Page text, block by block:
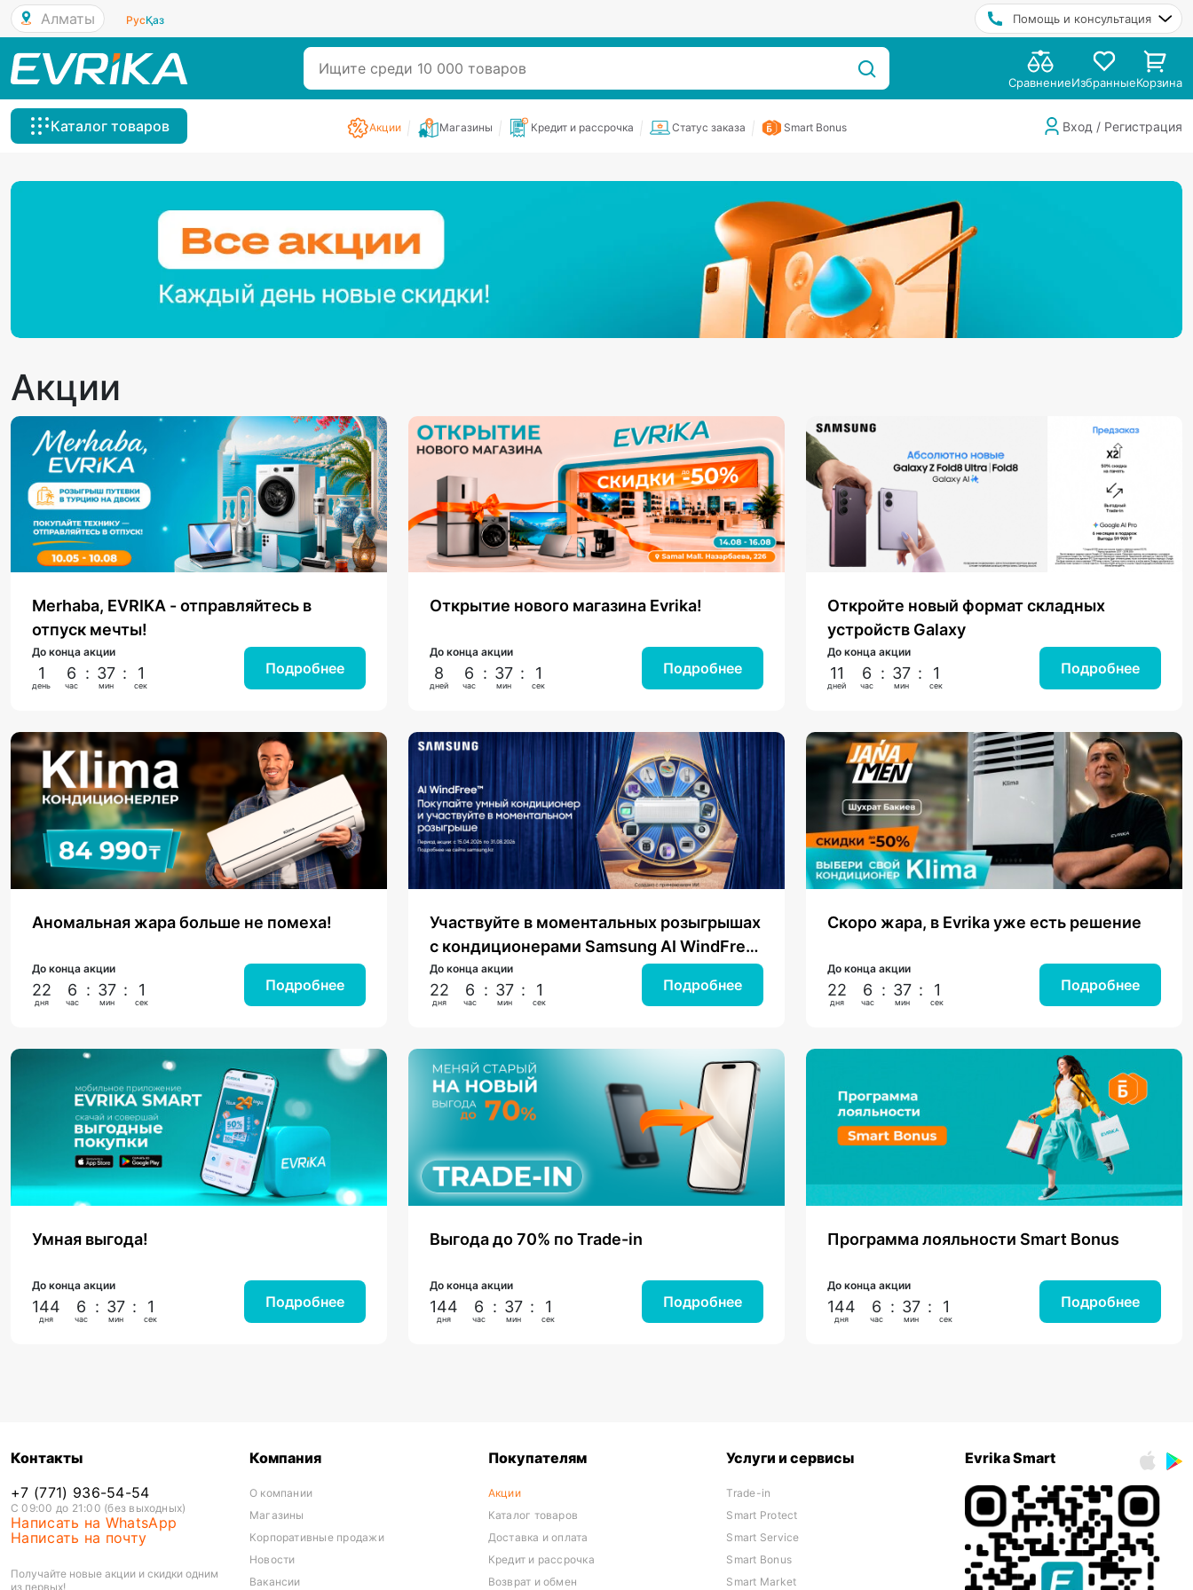
Алматы РусҚаз Помощь и консультация
СравнениеИзбранныеКорзина
Каталог товаров Акции Магазины Кредит и рассрочка Статус заказа Smart Bonus Вход / Регистрация
Акции
Merhaba, EVRIKA - отправляйтесь в
отпуск мечты!
До конца акции
1
день
6
час
: 37
мин
: 0
сек
Подробнее
Открытие нового магазина Evrika!
До конца акции
8
дней
6
час
: 37
мин
: 0
сек
Подробнее
Откройте новый формат складных
устройств Galaxy
До конца акции
11
дней
6
час
: 37
мин
: 0
сек
Подробнее
Аномальная жара больше не помеха!
До конца акции
22
дня
6
час
: 37
мин
: 0
сек
Подробнее
Участвуйте в моментальных розыгрышах
с кондиционерами Samsung AI WindFree
в Evrika.
До конца акции
22
дня
6
час
: 37
мин
: 0
сек
Подробнее
Скоро жара, в Evrika уже есть решение
До конца акции
22
дня
6
час
: 37
мин
: 0
сек
Подробнее
Умная выгода!
До конца акции
144
дня
6
час
: 37
мин
: 0
сек
Подробнее
Выгода до 70% по Trade-in
До конца акции
144
дня
6
час
: 37
мин
: 0
сек
Подробнее
Программа лояльности Smart Bonus
До конца акции
144
дня
6
час
: 37
мин
: 0
сек
Подробнее
Контакты
+7 (771) 936-54-54
С 09:00 до 21:00 (без выходных)
Написать на WhatsApp
Написать на почту
Получайте новые акции и скидки одним
из первых!
Компания
О компании
Магазины
Корпоративные продажи
Новости
Вакансии
Покупателям
Акции
Каталог товаров
Доставка и оплата
Кредит и рассрочка
Возврат и обмен
Услуги и сервисы
Trade-in
Smart Protect
Smart Service
Smart Bonus
Smart Market
Evrika Smart